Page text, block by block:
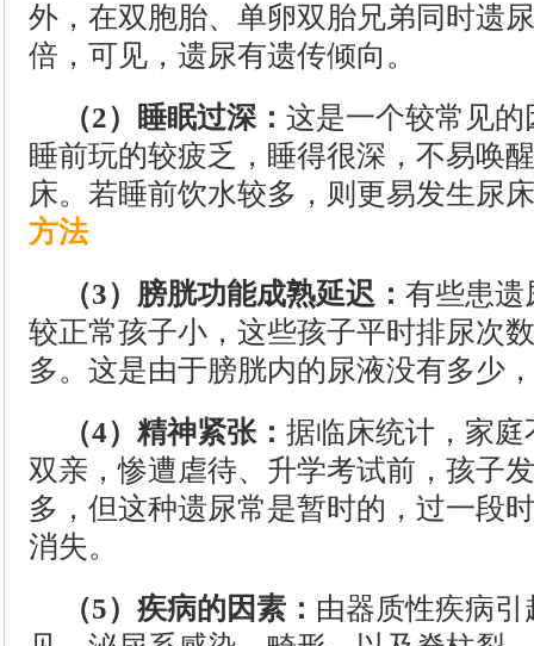
外，在双胞胎、单卵双胎兄弟同时遗
倍，可见，遗尿有遗传倾向。
（2）睡眠过深： 这是一个较常见
睡前玩的较疲乏，睡得很深，不易唤
床。若睡前饮水较多，则更易发生尿
方法
（3）膀胱功能成熟延迟： 有些患遗
较正常孩子小，这些孩子平时排尿次
多。这是由于膀胱内的尿液没有多少
（4）精神紧张： 据临床统计，家
双亲，惨遭虐待、升学考试前，孩子
多，但这种遗尿常是暂时的，过一段
消失。
（5）疾病的因素： 由器质性疾病